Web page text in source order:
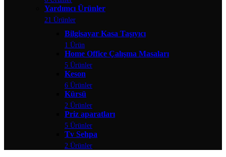
Yardımcı Ürünler
21 Ürünler
Bilgisayar Kasa Taşıyıcı
1 Ürün
Home Office Çalışma Masaları
5 Ürünler
Keson
6 Ürünler
Kürsü
2 Ürünler
Priz aparatları
5 Ürünler
Tv Sehpa
2 Ürünler